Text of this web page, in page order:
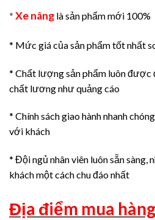
* Xe nâng là sản phẩm mới 100%
* Mức giá của sản phẩm tốt nhất
* Chất lượng sản phẩm luôn
chất lương như quảng cáo
* Chính sách giao hành nhanh
với khách
* Đội ngủ nhân viên luôn sẵn sàng,
khách một cách chu đáo nhất
Địa điểm mua hàng